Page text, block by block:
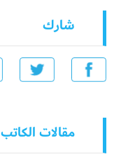
شارك
مقالات الكاتب